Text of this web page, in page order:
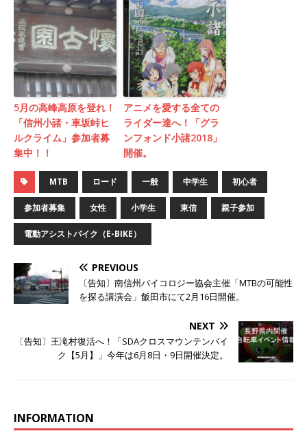
5月の高峰高原を登れ！
「信州小諸・車坂峠ヒ
ルクライム」参加者募
集中！！
アニメを愛する全ての
ライダー達へ！​「グラ
ンフォンド小諸2018」
開催。
MTB ロード 一般 中学生 初心者
参加者募集 女性 小学生 東信 親子参加
電動アシストバイク（E-BIKE）
PREVIOUS
〔告知〕南信州バイコロジー協会主催「MTBの可能性
を探る講演会」飯田市にて2月16日開催。
NEXT
〔告知〕王滝村復活へ！「SDAクロスマウンテンバイ
ク【5月】」今年は6月8日・9日開催決定。
INFORMATION